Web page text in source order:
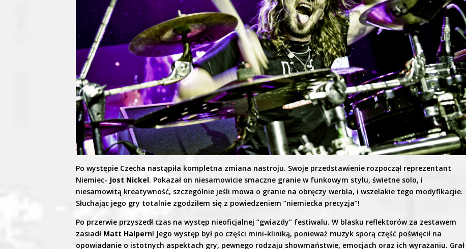
Po występie Czecha nastąpiła kompletna zmiana nastroju. Swoje przedstawienie rozpoczął reprezentant
Niemiec- Jost Nickel. Pokazał on niesamowicie smaczne granie w funkowym stylu, świetne solo, i
niesamowitą kreatywność, szczególnie jeśli mowa o granie na obręczy werbla, i wszelakie tego modyfikacjie.
Słuchając jego gry totalnie zgodziłem się z powiedzeniem “niemiecka precyzja”!
Po przerwie przyszedł czas na występ nieoficjalnej “gwiazdy” festiwalu. W blasku reflektorów za zestawem
zasiadł Matt Halpern! Jego występ był po części mini-kliniką, ponieważ muzyk sporą część poświęcił na
opowiadanie o istotnych aspektach gry, pewnego rodzaju showmaństwie, emocjach oraz ich wyrażaniu. Grał